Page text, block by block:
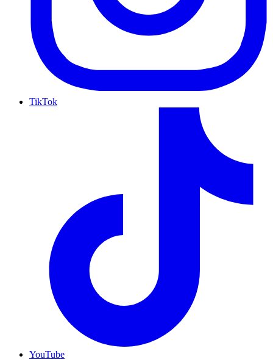
TikTok
YouTube